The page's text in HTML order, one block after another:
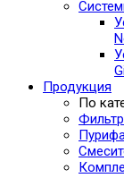
Продукция
По